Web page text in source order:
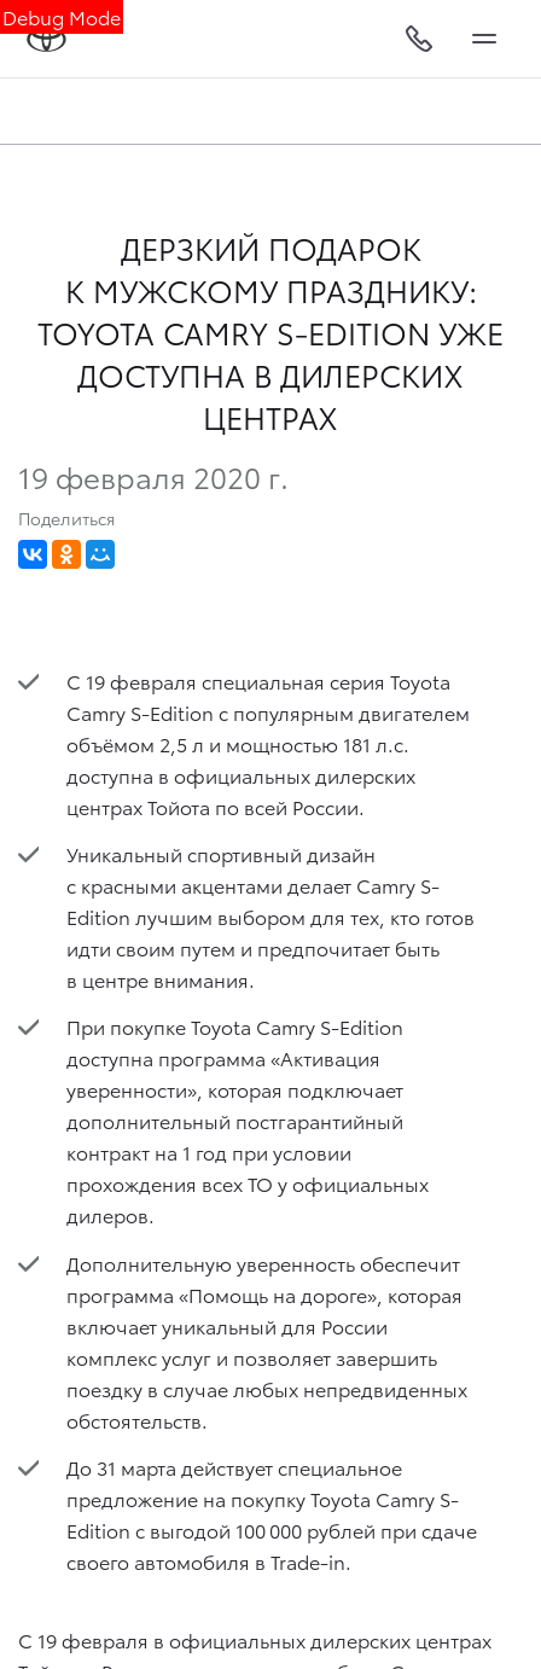
Debug Mode
ДЕРЗКИЙ ПОДАРОК
К МУЖСКОМУ ПРАЗДНИКУ:
TOYOTA CAMRY S-EDITION УЖЕ
ДОСТУПНА В ДИЛЕРСКИХ
ЦЕНТРАХ
19 февраля 2020 г.
Поделиться
С 19 февраля специальная серия Toyota
Camry S-Edition с популярным двигателем
объёмом 2,5 л и мощностью 181 л.с.
доступна в официальных дилерских
центрах Тойота по всей России.
Уникальный спортивный дизайн
с красными акцентами делает Camry S-
Edition лучшим выбором для тех, кто готов
идти своим путем и предпочитает быть
в центре внимания.
При покупке Toyota Camry S-Edition
доступна программа «Активация
уверенности», которая подключает
дополнительный постгарантийный
контракт на 1 год при условии
прохождения всех ТО у официальных
дилеров.
Дополнительную уверенность обеспечит
программа «Помощь на дороге», которая
включает уникальный для России
комплекс услуг и позволяет завершить
поездку в случае любых непредвиденных
обстоятельств.
До 31 марта действует специальное
предложение на покупку Toyota Camry S-
Edition с выгодой 100 000 рублей при сдаче
своего автомобиля в Trade-in.
С 19 февраля в официальных дилерских центрах